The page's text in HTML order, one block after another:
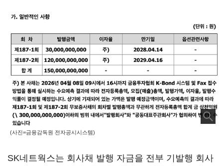
(사진=금융감독원 전자공시시스템)
SK네트웍스는 회사채 발행 자금을 전부 기발행 회사